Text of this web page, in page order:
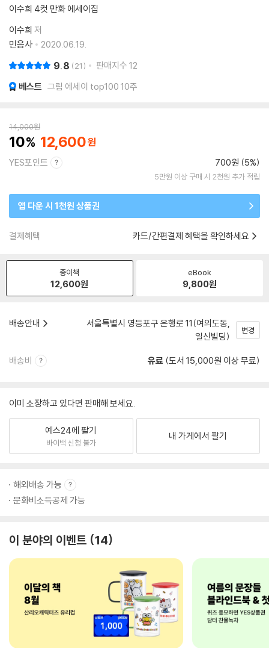
이수희 4컷 만화 에세이집
이수희 저
민음사
2020.06.19.
9.8 21 판매지수 12
베스트 그림 에세이 top100 10주
14,000원
10 12,600
YES포인트 700원 (5%)
5만원 이상 구매 시 2천원 추가 적립
앱 다운 시 1천원 상품권
결제혜택 카드/간편결제 혜택을 확인하세요
종이책
12,600원
eBook
9,800원
배송안내
서울특별시 영등포구 은행로 11(여의도동,
일신빌딩)
변경
배송비 유료 (도서 15,000원 이상 무료)
이미 소장하고 있다면 판매해 보세요.
예스24에 팔기
바이백 신청 불가
내 가게에서 팔기
해외배송 가능
문화비소득공제 가능
이 분야의 이벤트 14